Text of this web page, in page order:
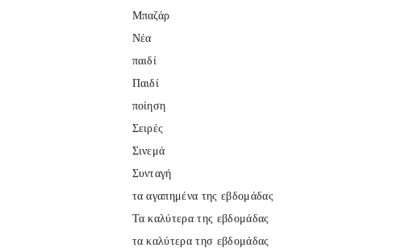
Μπαζάρ
Νέα
παιδί
Παιδί
ποίηση
Σειρές
Σινεμά
Συνταγή
τα αγαπημένα της εβδομάδας
Τα καλύτερα της εβδομάδας
τα καλύτερα τησ εβδομάδας